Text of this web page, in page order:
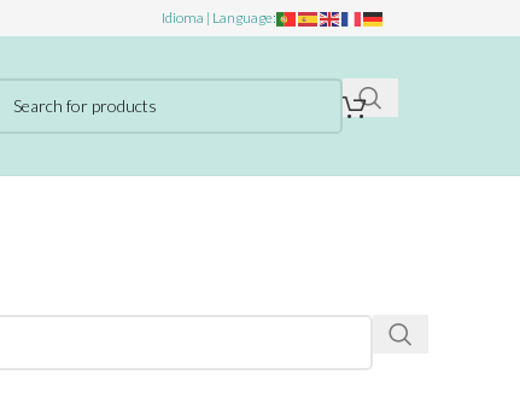
Idioma | Language: